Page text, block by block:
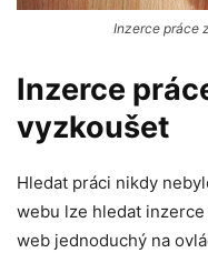
Inzerce práce
Inzerce
vyzkoušet
Hledat práci nikdy
webu lze hledat
web jednoduchý na